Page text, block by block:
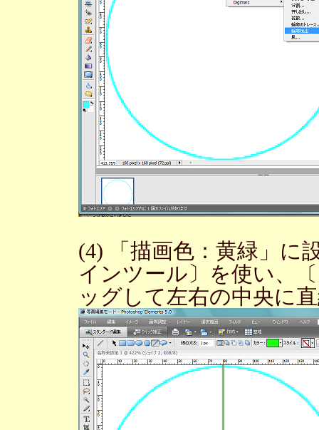
(4) 「描画色：黄緑」に
インツール〕を使い、
ッグして左右の中央に